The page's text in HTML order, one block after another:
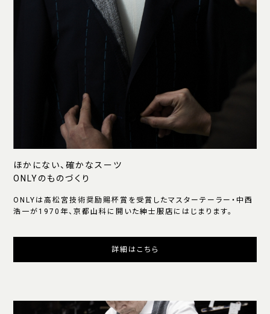
ほかにない、確かなスーツ
ONLYのものづくり
ONLYは高松宮技術奨励賜杯賞を受賞したマスターテーラー・中西
浩一が1970年、京都山科に開いた紳士服店にはじまります。
詳細はこちら